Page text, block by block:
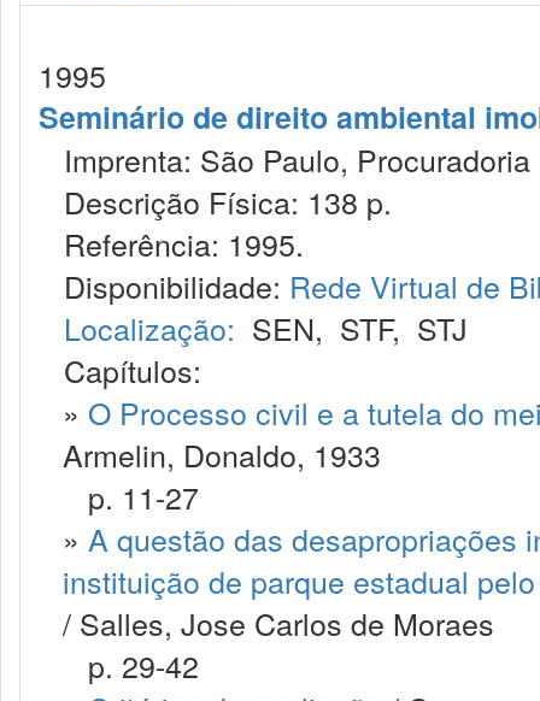
1995
Seminário de direito ambiental
Imprenta: São Paulo,
Descrição Física: 138 p.
Referência: 1995.
Disponibilidade: Rede Virtual de
Localização: SEN, STF, STJ
Capítulos:
» O Processo civil e a tutela do
Armelin, Donaldo, 1933
p. 11-27
» A questão das desapropriações
instituição de parque estadual
/ Salles, Jose Carlos de Moraes
p. 29-42